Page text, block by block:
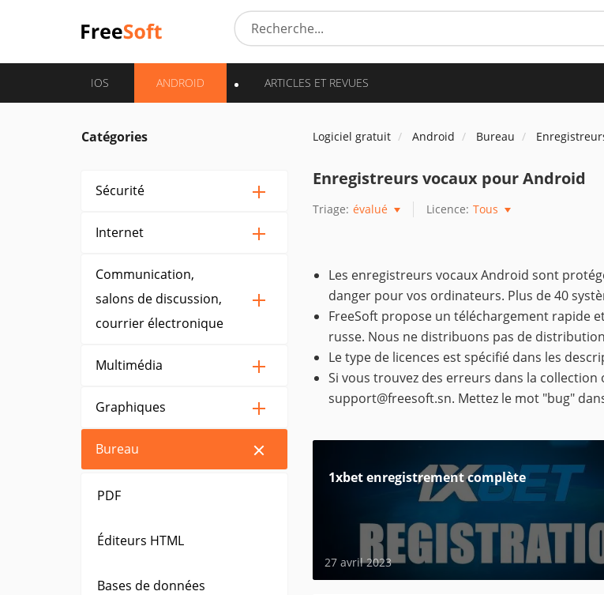
IOS ANDROID ARTICLES ET REVUES
Catégories
Sécurité
Internet
Communication,
salons de discussion,
courrier électronique
Multimédia
Graphiques
Bureau
PDF
Éditeurs HTML
Bases de données
Logiciel gratuit Android Bureau
Enregistreurs vocaux pour Android
Triage: évalué Licence: Tous
Les enregistreurs vocaux Android sont
danger pour vos ordinateurs. Plus de 40
FreeSoft propose un téléchargement rapide
russe. Nous ne distribuons pas de
Le type de licences est spécifié dans les
Si vous trouvez des erreurs dans la
support@freesoft.sn. Mettez le mot "bug"
1xbet enregistrement complète
27 avril 2023